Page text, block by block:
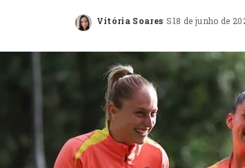
Posted
Vitória Soares 18 de junho de